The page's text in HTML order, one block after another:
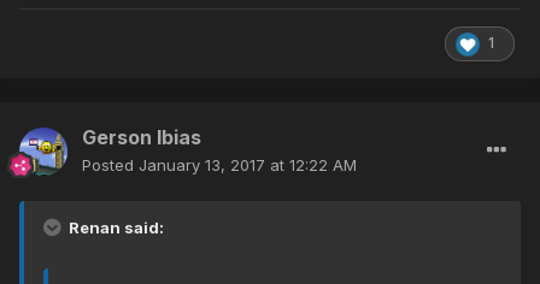
1
Gerson Ibias
Posted January 13, 2017 at 12:22 AM
Renan said: